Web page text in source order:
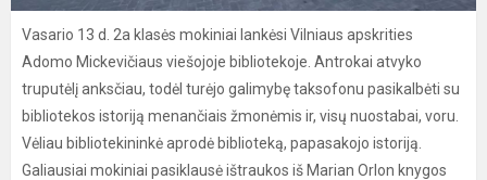
Vasario 13 d. 2a klasės mokiniai lankėsi Vilniaus apskrities
Adomo Mickevičiaus viešojoje bibliotekoje. Antrokai atvyko
truputėlį anksčiau, todėl turėjo galimybę taksofonu pasikalbėti su
bibliotekos istoriją menančiais žmonėmis ir, visų nuostabai, voru.
Vėliau bibliotekininkė aprodė biblioteką, papasakojo istoriją.
Galiausiai mokiniai pasiklausė ištraukos iš Marian Orlon knygos